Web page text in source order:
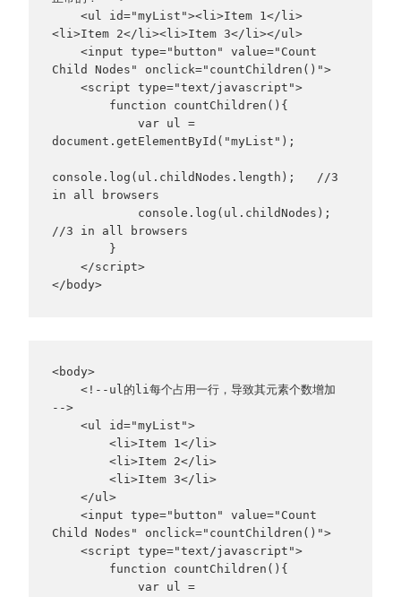
<li>Item 2</li><li>Item 3</li></ul>
Child Nodes" onclick="countChildren()">
document.getElementById("myList");
console.log(ul.childNodes.length);   //3
in all browsers
//3 in all browsers
</body>
<body>
-->
Child Nodes" onclick="countChildren()">